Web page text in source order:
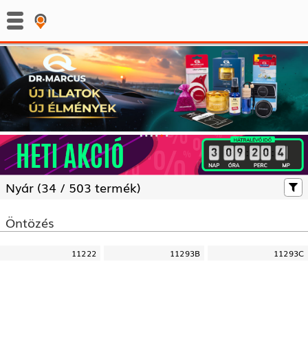
: :
Nyár (34 / 503 termék)
Öntözés
11222 11293B 11293C